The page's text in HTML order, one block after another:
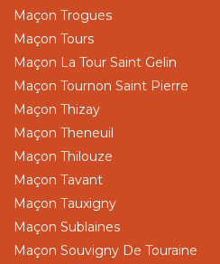
Maçon Trogues
Maçon Tours
Maçon La Tour Saint Gelin
Maçon Tournon Saint Pierre
Maçon Thizay
Maçon Theneuil
Maçon Thilouze
Maçon Tavant
Maçon Tauxigny
Maçon Sublaines
Maçon Souvigny De Touraine